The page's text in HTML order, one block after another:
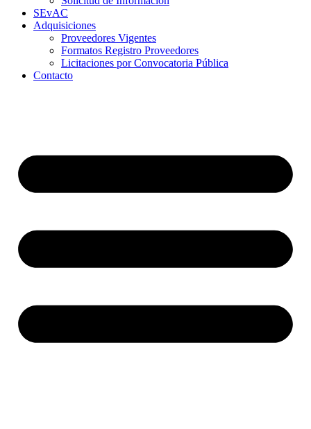
SEvAC
Adquisiciones
Proveedores Vigentes
Formatos Registro Proveedores
Licitaciones por Convocatoria Pública
Contacto